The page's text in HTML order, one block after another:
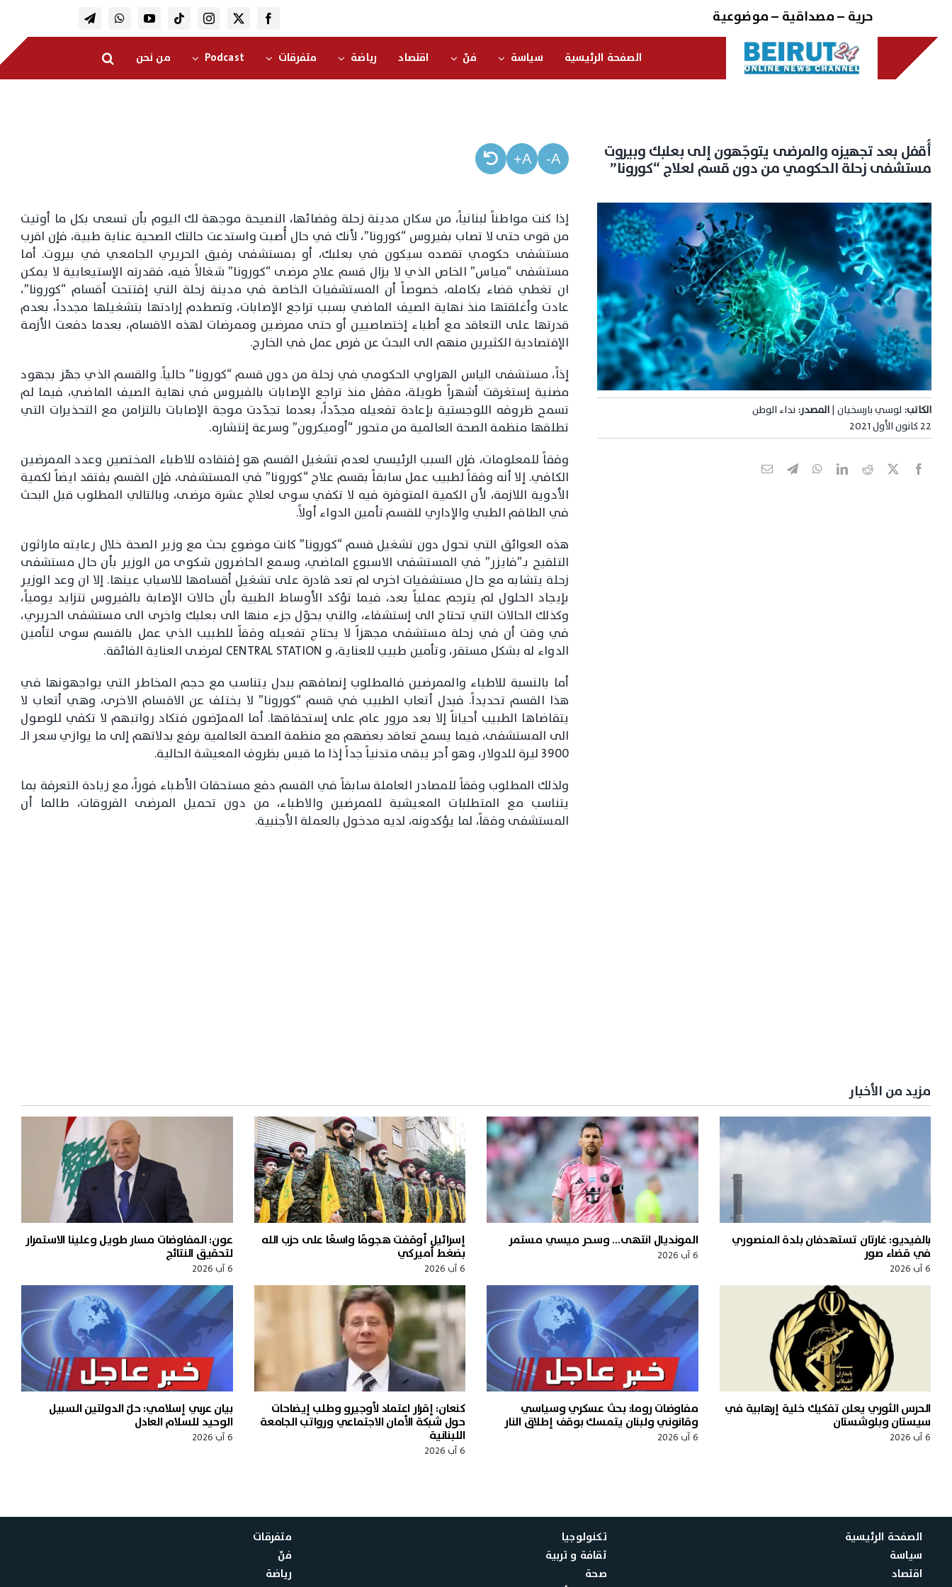
content
حرية – مصداقية – موضوعية
الصفحة الرئيسية سياسة فنّ اقتصاد رياضة متفرقات Podcast من نحن
أُقفل بعد تجهيزه والمرضى يتوجّهون إلى بعلبك وبيروت
مستشفى زحلة الحكومي من دون قسم لعلاج “كورونا”
الكاتب: لوسي بارسخيان |المصدر: نداء الوطن
22 كانون الأول 2021
A-
A+
إذا كنت مواطناً لبنانياً، من سكان مدينة زحلة وقضائها، النصيحة موجهة لك اليوم بأن تسعى بكل ما أوتيت
من قوى حتى لا تصاب بفيروس “كورونا”، لأنك في حال أُصبت واستدعت حالتك الصحية عناية طبية، فإن اقرب
مستشفى حكومي تقصده سيكون في بعلبك، أو بمستشفى رفيق الحريري الجامعي في بيروت. أما
مستشفى “مياس” الخاص الذي لا يزال قسم علاج مرضى “كورونا” شغالاً فيه، فقدرته الإستيعابية لا يمكن
ان تغطي قضاء بكامله، خصوصاً أن المستشفيات الخاصة في مدينة زحلة التي إفتتحت أقسام “كورونا”،
عادت وأغلقتها منذ نهاية الصيف الماضي بسبب تراجع الإصابات، وتصطدم إرادتها بتشغيلها مجدداً، بعدم
قدرتها على التعاقد مع أطباء إختصاصيين أو حتى ممرضين وممرضات لهذه الاقسام، بعدما دفعت الأزمة
الإقتصادية الكثيرين منهم الى البحث عن فرص عمل في الخارج.
إذاً، مستشفى الياس الهراوي الحكومي في زحلة من دون قسم “كورونا” حالياً. والقسم الذي جهّز بجهود
مضنية إستغرقت أشهراً طويلة، مقفل منذ تراجع الإصابات بالفيروس في نهاية الصيف الماضي، فيما لم
تسمح ظروفه اللوجستية بإعادة تفعيله مجدّداً، بعدما تجدّدت موجة الإصابات بالتزامن مع التحذيرات التي
تطلقها منظمة الصحة العالمية من متحور “أوميكرون” وسرعة إنتشاره.
وفقاً للمعلومات، فإن السبب الرئيسي لعدم تشغيل القسم هو إفتقاده للاطباء المختصين وعدد الممرضين
الكافي. إلا أنه وفقاً لطبيب عمل سابقاً بقسم علاج “كورونا” في المستشفى، فإن القسم يفتقد ايضاً لكمية
الأدوية اللازمة، لأن الكمية المتوفرة فيه لا تكفي سوى لعلاج عشرة مرضى، وبالتالي المطلوب قبل البحث
في الطاقم الطبي والإداري للقسم تأمين الدواء أولاً.
هذه العوائق التي تحول دون تشغيل قسم “كورونا” كانت موضوع بحث مع وزير الصحة خلال رعايته ماراثون
التلقيح بـ”فايزر” في المستشفى الاسبوع الماضي، وسمع الحاضرون شكوى من الوزير بأن حال مستشفى
زحلة يتشابه مع حال مستشفيات اخرى لم تعد قادرة على تشغيل أقسامها للاسباب عينها. إلا ان وعد الوزير
بإيجاد الحلول لم يترجم عملياً بعد، فيما تؤكد الأوساط الطبية بأن حالات الإصابة بالفيروس تتزايد يومياً،
وكذلك الحالات التي تحتاج الى إستشفاء، والتي يحوّل جزء منها الى بعلبك واخرى الى مستشفى الحريري،
في وقت أن في زحلة مستشفى مجهزاً لا يحتاج تفعيله وفقاً للطبيب الذي عمل بالقسم سوى لتأمين
الدواء له بشكل مستقر، وتأمين طبيب للعناية، و CENTRAL STATION لمرضى العناية الفائقة.
أما بالنسبة للاطباء والممرضين فالمطلوب إنصافهم ببدل يتناسب مع حجم المخاطر التي يواجهونها في
هذا القسم تحديداً. فبدل أتعاب الطبيب في قسم “كورونا” لا يختلف عن الاقسام الاخرى، وهي أتعاب لا
يتقاضاها الطبيب أحياناً إلا بعد مرور عام على إستحقاقها. أما الممرّضون فتكاد رواتبهم لا تكفي للوصول
الى المستشفى، فيما يسمح تعاقد بعضهم مع منظمة الصحة العالمية برفع بدلاتهم إلى ما يوازي سعر الـ
3900 ليرة للدولار، وهو أجر يبقى متدنياً جداً إذا ما قيس بظروف المعيشة الحالية.
ولذلك المطلوب وفقاً للمصادر العاملة سابقاً في القسم دفع مستحقات الأطباء فوراً، مع زيادة التعرفة بما
يتناسب مع المتطلبات المعيشية للممرضين والاطباء، من دون تحميل المرضى الفروقات، طالما أن
المستشفى وفقاً، لما يؤكدونه، لديه مدخول بالعملة الأجنبية.
مزيد من الأخبار
بالفيديو: غارتان تستهدفان بلدة المنصوري
في قضاء صور
6 آب 2026
المونديال انتهى… وسحر ميسي مستمر
6 آب 2026
إسرائيل أوقفت هجومًا واسعًا على حزب الله
بضغط أميركي
6 آب 2026
عون: المفاوضات مسار طويل وعلينا الاستمرار
لتحقيق النتائج
6 آب 2026
الحرس الثوري يعلن تفكيك خلية إرهابية في
سيستان وبلوشستان
6 آب 2026
مفاوضات روما: بحث عسكري وسياسي
وقانوني ولبنان يتمسك بوقف إطلاق النار
6 آب 2026
كنعان: إقرار اعتماد لأوجيرو وطلب إيضاحات
حول شبكة الأمان الاجتماعي ورواتب الجامعة
اللبنانية
6 آب 2026
بيان عربي إسلامي: حلّ الدولتين السبيل
الوحيد للسلام العادل
6 آب 2026
الصفحة الرئيسية
سياسة
اقتصاد
تكنولوجيا
ثقافة و تربية
صحة
متفرقات
فنّ
رياضة